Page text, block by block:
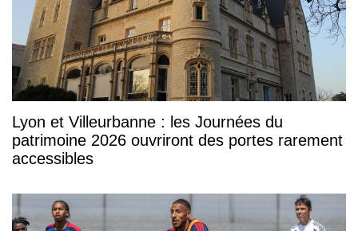
Lyon et Villeurbanne : les Journées du
patrimoine 2026 ouvriront des portes rarement
accessibles